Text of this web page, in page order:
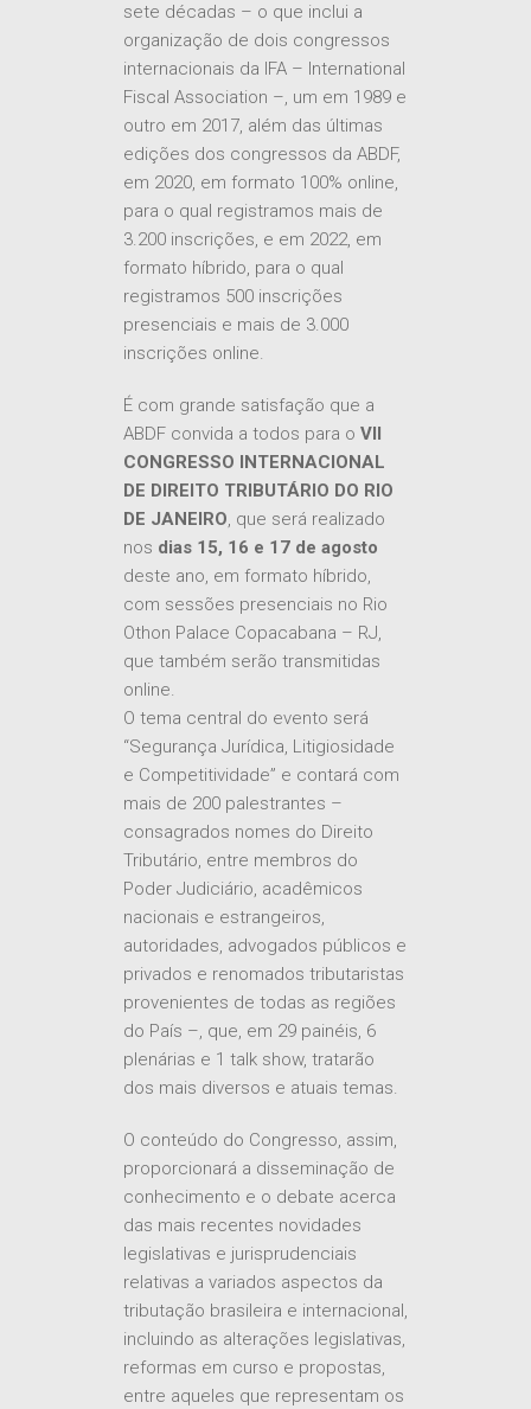
sete décadas – o que inclui a
organização de dois congressos
internacionais da IFA – International
Fiscal Association –, um em 1989 e
outro em 2017, além das últimas
edições dos congressos da ABDF,
em 2020, em formato 100% online,
para o qual registramos mais de
3.200 inscrições, e em 2022, em
formato híbrido, para o qual
registramos 500 inscrições
presenciais e mais de 3.000
inscrições online.
É com grande satisfação que a
ABDF convida a todos para o VII
CONGRESSO INTERNACIONAL
DE DIREITO TRIBUTÁRIO DO RIO
DE JANEIRO, que será realizado
nos dias 15, 16 e 17 de agosto
deste ano, em formato híbrido,
com sessões presenciais no Rio
Othon Palace Copacabana – RJ,
que também serão transmitidas
online.
O tema central do evento será
“Segurança Jurídica, Litigiosidade
e Competitividade” e contará com
mais de 200 palestrantes –
consagrados nomes do Direito
Tributário, entre membros do
Poder Judiciário, acadêmicos
nacionais e estrangeiros,
autoridades, advogados públicos e
privados e renomados tributaristas
provenientes de todas as regiões
do País –, que, em 29 painéis, 6
plenárias e 1 talk show, tratarão
dos mais diversos e atuais temas.
O conteúdo do Congresso, assim,
proporcionará a disseminação de
conhecimento e o debate acerca
das mais recentes novidades
legislativas e jurisprudenciais
relativas a variados aspectos da
tributação brasileira e internacional,
incluindo as alterações legislativas,
reformas em curso e propostas,
entre aqueles que representam os